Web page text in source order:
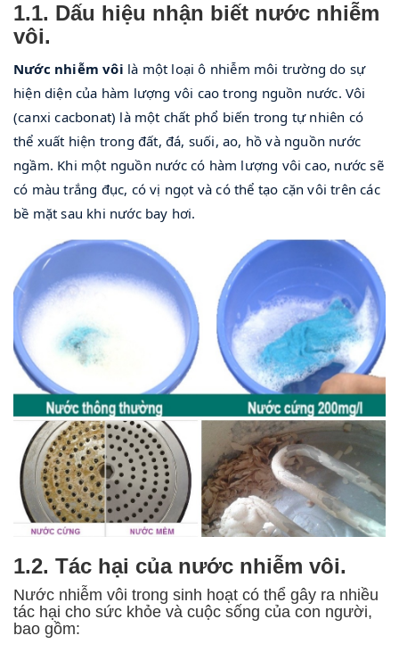
1.1. Dấu hiệu nhận biết nước nhiễm
vôi.
Nước nhiễm vôi là một loại ô nhiễm môi trường do sự
hiện diện của hàm lượng vôi cao trong nguồn nước. Vôi
(canxi cacbonat) là một chất phổ biến trong tự nhiên có
thể xuất hiện trong đất, đá, suối, ao, hồ và nguồn nước
ngầm. Khi một nguồn nước có hàm lượng vôi cao, nước sẽ
có màu trắng đục, có vị ngọt và có thể tạo cặn vôi trên các
bề mặt sau khi nước bay hơi.
1.2. Tác hại của nước nhiễm vôi.
Nước nhiễm vôi trong sinh hoạt có thể gây ra nhiều
tác hại cho sức khỏe và cuộc sống của con người,
bao gồm: